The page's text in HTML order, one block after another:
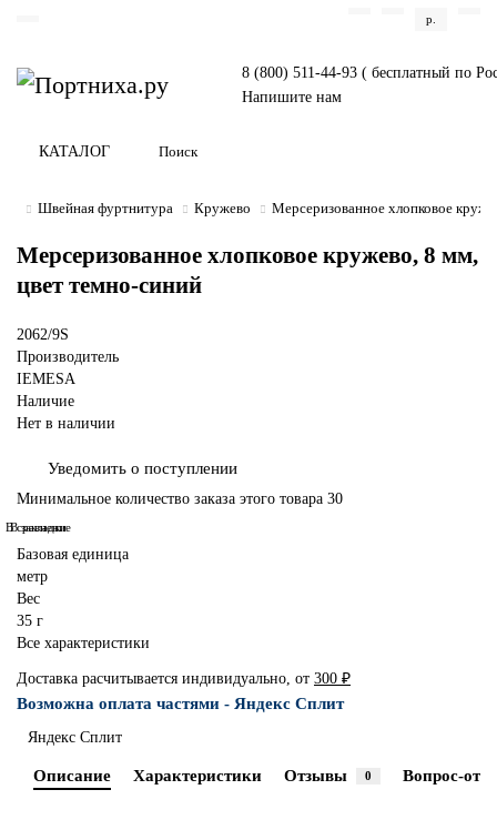
р.
8 (800) 511-44-93 ( бесплатный по
Напишите нам
КАТАЛОГ
Швейная фуртнитура Кружево Мерсеризованное хлопковое
Мерсеризованное хлопковое кружево, 8 мм,
цвет темно-синий
2062/9S
Производитель
IEMESA
Наличие
Нет в наличии
Уведомить о поступлении
Минимальное количество заказа этого товара 30
В закладки
В сравнение
Базовая единица
метр
Вес
35 г
Все характеристики
Доставка расчитывается индивидуально, от 300 ₽
Возможна оплата частями - Яндекс Сплит
Яндекс Сплит
Описание Характеристики Отзывы 0 Вопрос-